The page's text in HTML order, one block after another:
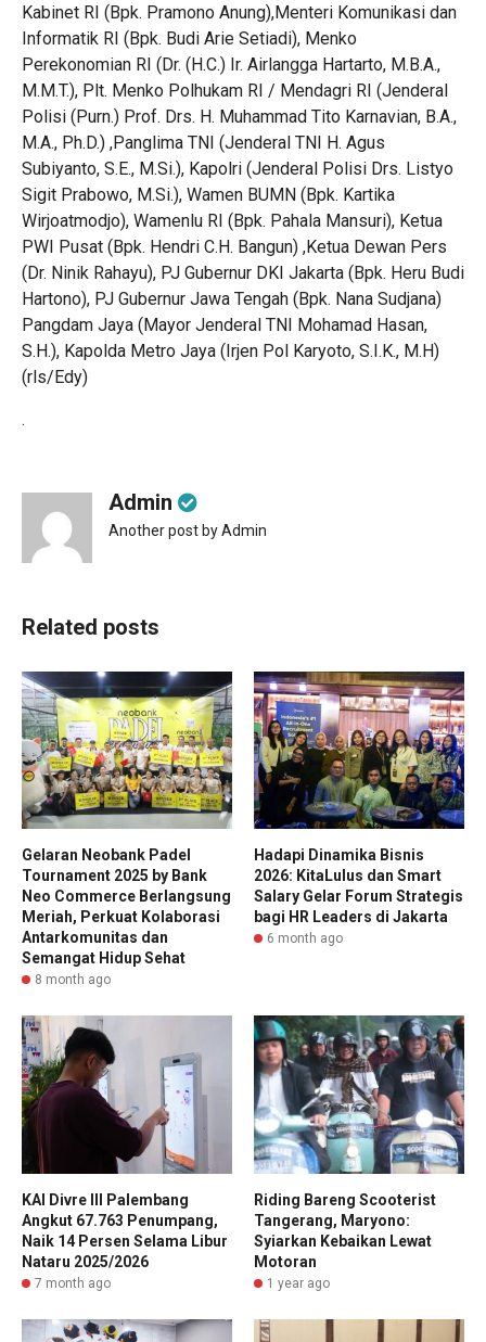
Kabinet RI (Bpk. Pramono Anung),Menteri Komunikasi dan
Informatik RI (Bpk. Budi Arie Setiadi), Menko
Perekonomian RI (Dr. (H.C.) Ir. Airlangga Hartarto, M.B.A.,
M.M.T.), Plt. Menko Polhukam RI / Mendagri RI (Jenderal
Polisi (Purn.) Prof. Drs. H. Muhammad Tito Karnavian, B.A.,
M.A., Ph.D.) ,Panglima TNI (Jenderal TNI H. Agus
Subiyanto, S.E., M.Si.), Kapolri (Jenderal Polisi Drs. Listyo
Sigit Prabowo, M.Si.), Wamen BUMN (Bpk. Kartika
Wirjoatmodjo), Wamenlu RI (Bpk. Pahala Mansuri), Ketua
PWI Pusat (Bpk. Hendri C.H. Bangun) ,Ketua Dewan Pers
(Dr. Ninik Rahayu), PJ Gubernur DKI Jakarta (Bpk. Heru Budi
Hartono), PJ Gubernur Jawa Tengah (Bpk. Nana Sudjana)
Pangdam Jaya (Mayor Jenderal TNI Mohamad Hasan,
S.H.), Kapolda Metro Jaya (Irjen Pol Karyoto, S.I.K., M.H)
(rls/Edy)
.
Admin
Another post by Admin
Related posts
Gelaran Neobank Padel
Tournament 2025 by Bank
Neo Commerce Berlangsung
Meriah, Perkuat Kolaborasi
Antarkomunitas dan
Semangat Hidup Sehat
8 month ago
Hadapi Dinamika Bisnis
2026: KitaLulus dan Smart
Salary Gelar Forum Strategis
bagi HR Leaders di Jakarta
6 month ago
KAI Divre III Palembang
Angkut 67.763 Penumpang,
Naik 14 Persen Selama Libur
Nataru 2025/2026
7 month ago
Riding Bareng Scooterist
Tangerang, Maryono:
Syiarkan Kebaikan Lewat
Motoran
1 year ago